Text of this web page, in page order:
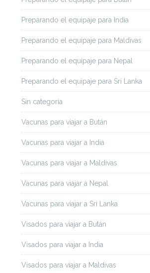
Preparando el equipaje para India
Preparando el equipaje para Maldivas
Preparando el equipaje para Nepal
Preparando el equipaje para Sri Lanka
Sin categoría
Vacunas para viajar a Bután
Vacunas para viajar a India
Vacunas para viajar a Maldivas
Vacunas para viajar a Nepal
Vacunas para viajar a Sri Lanka
Visados para viajar a Bután
Visados para viajar a India
Visados para viajar a Maldivas